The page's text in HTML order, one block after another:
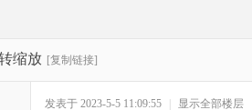
缩放 [复制链接]
发表于 2023-5-5 11:09:55 显示全部楼层